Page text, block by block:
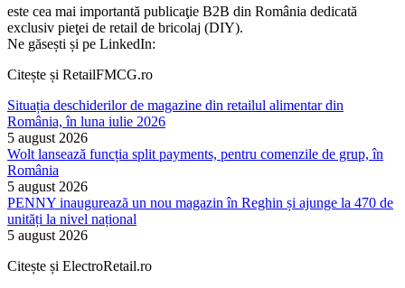
este cea mai importantă publicaţie B2B din România dedicată
exclusiv pieţei de retail de bricolaj (DIY).
Ne găsești și pe LinkedIn:
Citește și RetailFMCG.ro
Situația deschiderilor de magazine din retailul alimentar din
România, în luna iulie 2026
5 august 2026
Wolt lansează funcția split payments, pentru comenzile de grup, în
România
5 august 2026
PENNY inaugurează un nou magazin în Reghin și ajunge la 470 de
unități la nivel național
5 august 2026
Citește și ElectroRetail.ro